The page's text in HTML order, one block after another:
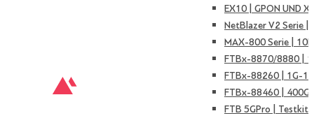
EX10 | GPON UND
NetBlazer V2 Serie |
MAX-800 Serie |
FTBx-8870/8880 |
FTBx-88260 | 1G-
FTBx-88460 | 400G
FTB 5GPro | Testkit